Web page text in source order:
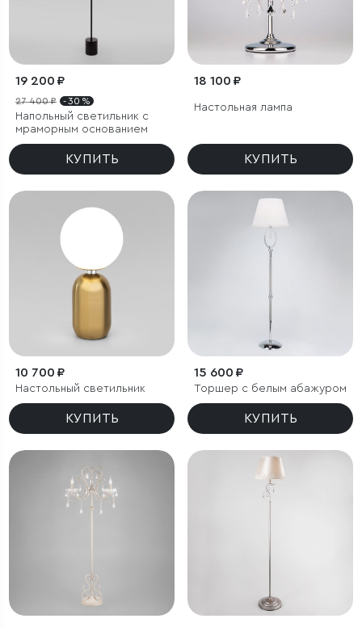
19 200 ₽
27 400 ₽ - 30 %
Напольный светильник с
мраморным основанием
КУПИТЬ
18 100 ₽
Настольная лампа
КУПИТЬ
10 700 ₽
Настольный светильник
КУПИТЬ
15 600 ₽
Торшер с белым абажуром
КУПИТЬ